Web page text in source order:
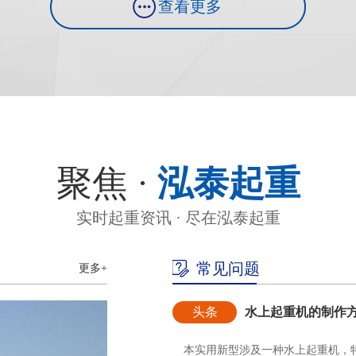
查看更多
聚焦 · 泓泰起重
实时起重资讯 · 尽在泓泰起重
更多+ 常见问题
头条 水上起重机的制作
本实用新型涉及一种水上起重机，